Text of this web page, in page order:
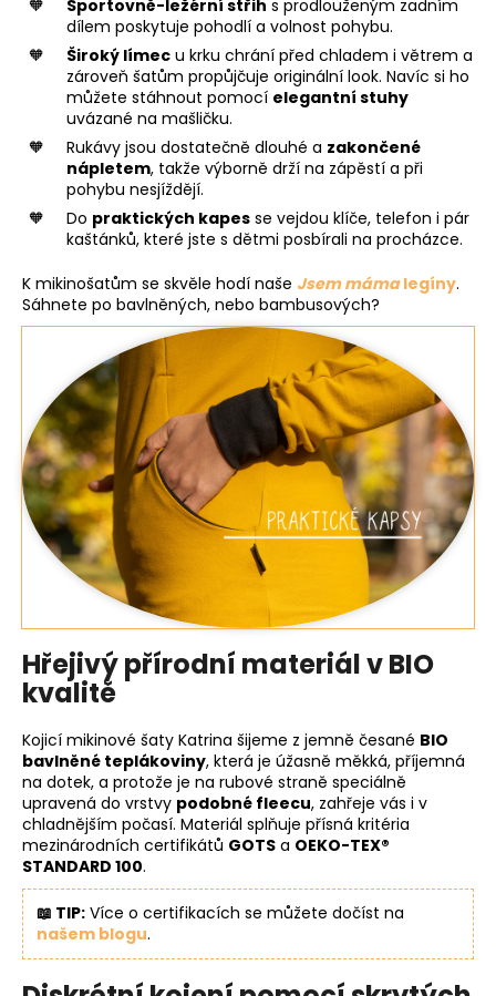
Sportovně-ležérní střih s prodlouženým zadním
dílem poskytuje pohodlí a volnost pohybu.
Široký límec u krku chrání před chladem i větrem a
zároveň šatům propůjčuje originální look. Navíc si ho
můžete stáhnout pomocí elegantní stuhy
uvázané na mašličku.
Rukávy jsou dostatečně dlouhé a zakončené
nápletem, takže výborně drží na zápěstí a při
pohybu nesjíždějí.
Do praktických kapes se vejdou klíče, telefon i pár
kaštánků, které jste s dětmi posbírali na procházce.
K mikinošatům se skvěle hodí naše Jsem mámalegíny.
Sáhnete po bavlněných, nebo bambusových?
Hřejivý přírodní materiál v BIO
kvalitě
Kojicí mikinové šaty Katrina šijeme z jemně česané BIO
bavlněné teplákoviny, která je úžasně měkká, příjemná
na dotek, a protože je na rubové straně speciálně
upravená do vrstvy podobné fleecu, zahřeje vás i v
chladnějším počasí. Materiál splňuje přísná kritéria
mezinárodních certifikátů GOTS a OEKO-TEX®
STANDARD 100.
📖 TIP: Více o certifikacích se můžete dočíst na
našem blogu.